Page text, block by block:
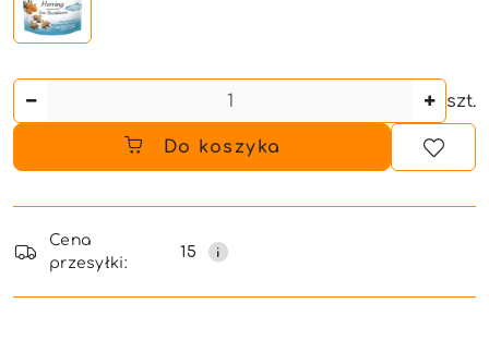
szt.
Do koszyka
i
dostawa
Cena
przesyłki:
15